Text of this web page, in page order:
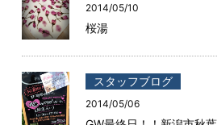
2014/05/10
桜湯
スタッフブログ
2014/05/06